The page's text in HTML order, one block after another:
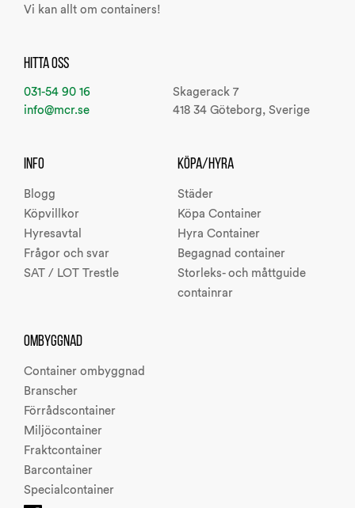
Vi kan allt om containers!
INFO
Blogg
Köpvillkor
Hyresavtal
Frågor och svar
SAT / LOT Trestle
KÖPA/HYRA
Städer
Köpa Container
Hyra Container
Begagnad container
Storleks- och måttguide
containrar
OMBYGGNAD
Container ombyggnad
Branscher
Förrådscontainer
Miljöcontainer
Fraktcontainer
Barcontainer
Specialcontainer
HITTA OSS
Skagerack 7
418 34 Göteborg, Sverige
031-54 90 16
info@mcr.se